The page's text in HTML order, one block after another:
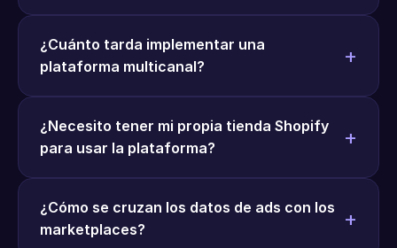
¿Cuánto tarda implementar una
plataforma multicanal?
¿Necesito tener mi propia tienda Shopify
para usar la plataforma?
¿Cómo se cruzan los datos de ads con los
marketplaces?